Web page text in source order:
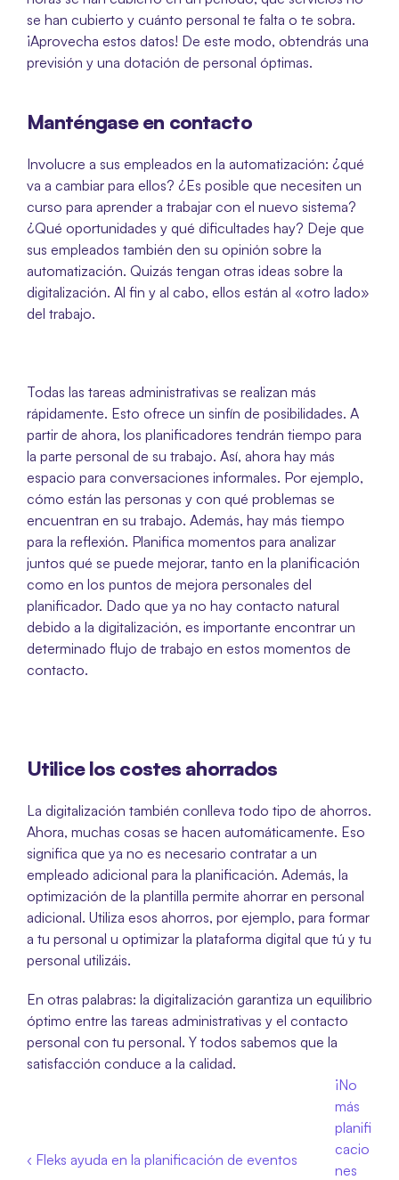
se han cubierto y cuánto personal te falta o te sobra.
¡Aprovecha estos datos! De este modo, obtendrás una
previsión y una dotación de personal óptimas.
Manténgase en contacto
Involucre a sus empleados en la automatización: ¿qué
va a cambiar para ellos? ¿Es posible que necesiten un
curso para aprender a trabajar con el nuevo sistema?
¿Qué oportunidades y qué dificultades hay? Deje que
sus empleados también den su opinión sobre la
automatización. Quizás tengan otras ideas sobre la
digitalización. Al fin y al cabo, ellos están al «otro lado»
del trabajo.
Todas las tareas administrativas se realizan más
rápidamente. Esto ofrece un sinfín de posibilidades. A
partir de ahora, los planificadores tendrán tiempo para
la parte personal de su trabajo. Así, ahora hay más
espacio para conversaciones informales. Por ejemplo,
cómo están las personas y con qué problemas se
encuentran en su trabajo. Además, hay más tiempo
para la reflexión. Planifica momentos para analizar
juntos qué se puede mejorar, tanto en la planificación
como en los puntos de mejora personales del
planificador. Dado que ya no hay contacto natural
debido a la digitalización, es importante encontrar un
determinado flujo de trabajo en estos momentos de
contacto.
Utilice los costes ahorrados
La digitalización también conlleva todo tipo de ahorros.
Ahora, muchas cosas se hacen automáticamente. Eso
significa que ya no es necesario contratar a un
empleado adicional para la planificación. Además, la
optimización de la plantilla permite ahorrar en personal
adicional. Utiliza esos ahorros, por ejemplo, para formar
a tu personal u optimizar la plataforma digital que tú y tu
personal utilizáis.
En otras palabras: la digitalización garantiza un equilibrio
óptimo entre las tareas administrativas y el contacto
personal con tu personal. Y todos sabemos que la
satisfacción conduce a la calidad.
‹ Fleks ayuda en la planificación de eventos
¡No
más
planifi
cacio
nes